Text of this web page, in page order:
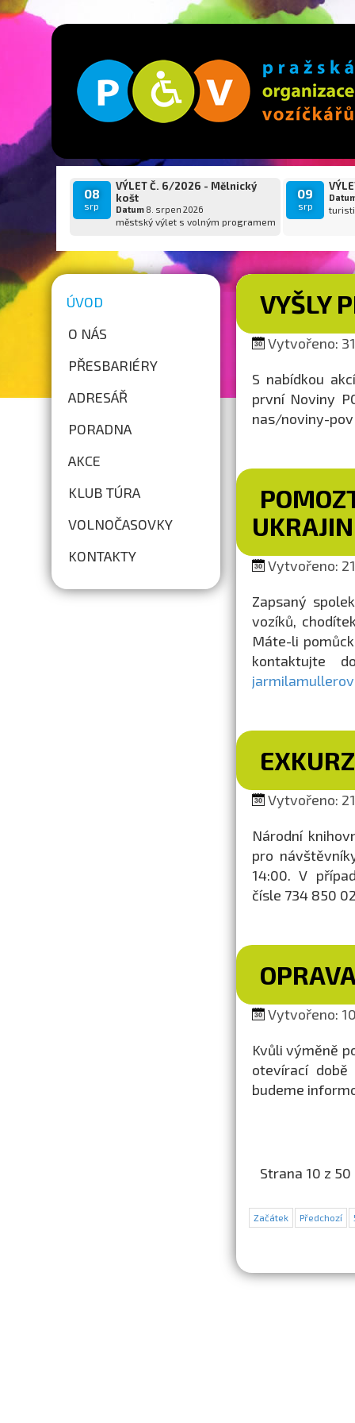
08
srp
VÝLET Č. 6/2026 - Mělnický
košt
Datum8. srpen 2026
městský výlet s volným programem
09
srp
ÚVOD
O NÁS
PŘESBARIÉRY
ADRESÁŘ
PORADNA
AKCE
KLUB TÚRA
VOLNOČASOVKY
KONTAKTY
VYŠLY
Vytvořeno:
S nabídkou
první Noviny
nas/noviny-pov
Vytvořeno:
Zapsaný
vozíků,
Máte-li
kontaktujte
Vytvořeno:
Národní
pro
14:00. V
čísle 734 850
Vytvořeno:
Kvůli výměně
otevírací době
budeme
Strana 10 z 50
Začátek Předchozí